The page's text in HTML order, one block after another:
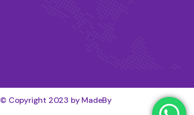
© Copyright 2023 by MadeBy